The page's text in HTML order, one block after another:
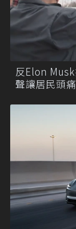
反Elon
聲讓居民頭痛